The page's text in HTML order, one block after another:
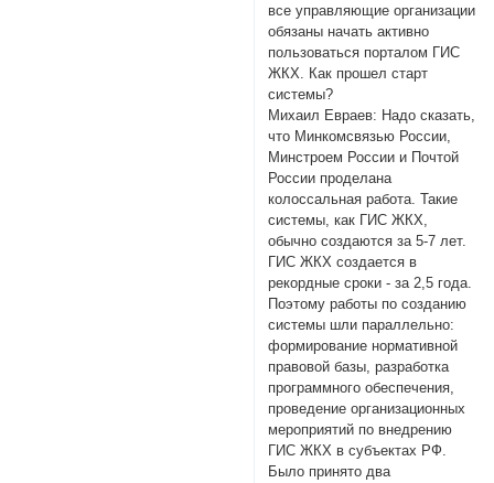
все управляющие организации
обязаны начать активно
пользоваться порталом ГИС
ЖКХ. Как прошел старт
системы?
Михаил Евраев: Надо сказать,
что Минкомсвязью России,
Минстроем России и Почтой
России проделана
колоссальная работа. Такие
системы, как ГИС ЖКХ,
обычно создаются за 5-7 лет.
ГИС ЖКХ создается в
рекордные сроки - за 2,5 года.
Поэтому работы по созданию
системы шли параллельно:
формирование нормативной
правовой базы, разработка
программного обеспечения,
проведение организационных
мероприятий по внедрению
ГИС ЖКХ в субъектах РФ.
Было принято два